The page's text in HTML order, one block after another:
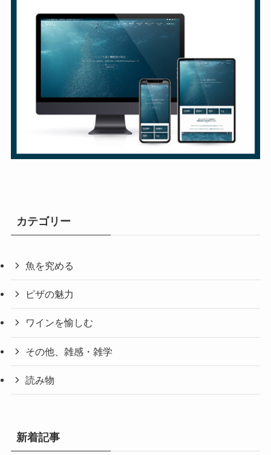
カテゴリー
魚を究める
ピザの魅力
ワインを愉しむ
その他、雑感・雑学
読み物
新着記事